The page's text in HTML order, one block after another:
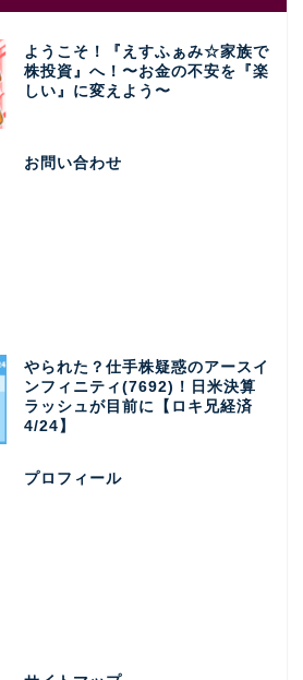
ようこそ！『えすふぁみ☆家族で
株投資』へ！〜お金の不安を『楽
しい』に変えよう〜
お問い合わせ
やられた？仕手株疑惑のアースイ
ンフィニティ(7692)！日米決算
ラッシュが目前に【ロキ兄経済
4/24】
プロフィール